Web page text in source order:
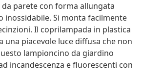
parete con forma allungata
inossidabile. Si monta facilmente
Il coprilampada in plastica
una piacevole luce diffusa che non
lampioncino da giardino
incandescenza e fluorescenti con